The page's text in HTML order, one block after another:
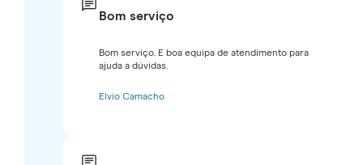
Bom serviço
Bom serviço. E boa equipa de atendimento para
ajuda a dúvidas.
Elvio Camacho